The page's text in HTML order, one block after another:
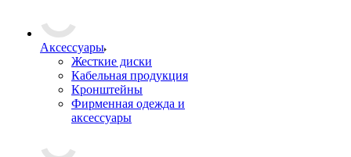
Аксессуары
Жесткие диски
Кабельная продукция
Кронштейны
Фирменная одежда и
аксессуары